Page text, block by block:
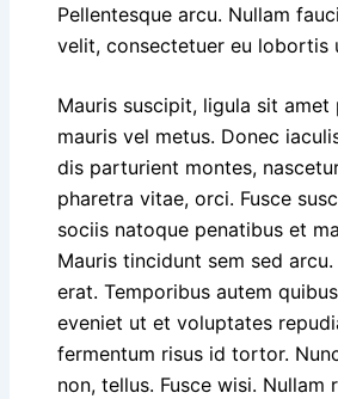
Pellentesque arcu. Nullam
velit, consectetuer eu lobortis
Mauris suscipit, ligula sit
mauris vel metus. Donec
dis parturient montes,
pharetra vitae, orci. Fusce
sociis natoque penatibus et
Mauris tincidunt sem sed
erat. Temporibus autem
eveniet ut et voluptates
fermentum risus id tortor.
non, tellus. Fusce wisi. Nullam